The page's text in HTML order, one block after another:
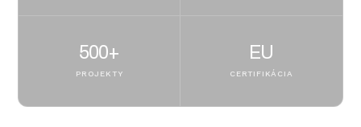
500+
PROJEKTY
EU
CERTIFIKÁCIA